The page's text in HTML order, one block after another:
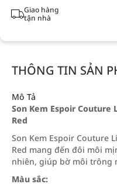
Giao hàng
tận nhà
THÔNG TIN SẢN
Mô Tả
Son Kem Espoir
Red
Son Kem Espoir Couture
Red mang đến đôi môi
nhiên, giúp bờ môi trông
Màu sắc: